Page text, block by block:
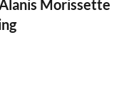
Morissette